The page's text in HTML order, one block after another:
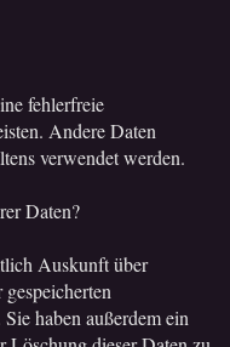
fehlerfreie
Andere Daten
verwendet werden.
Daten?
Auskunft über
haben außerdem ein